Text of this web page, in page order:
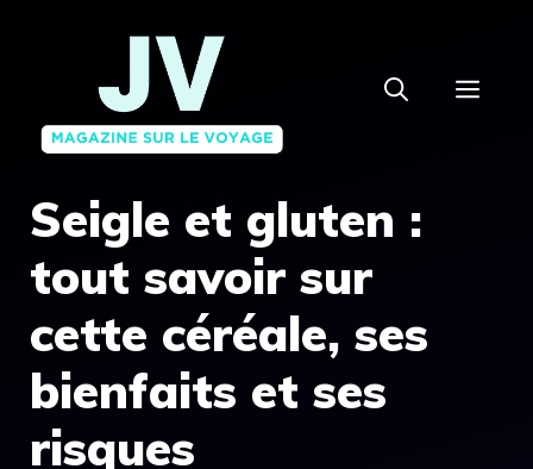
Seigle et gluten :
tout savoir sur
cette céréale, ses
bienfaits et ses
risques